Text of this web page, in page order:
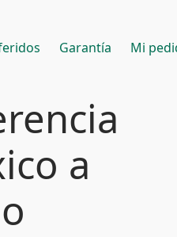
Garantía Mi
a